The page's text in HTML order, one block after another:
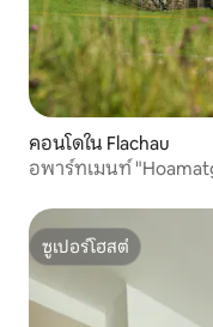
คอนโดใน Flachau
อพาร์ทเมนท์
ซูเปอร์โฮสต์
ซูเปอร์โฮสต์